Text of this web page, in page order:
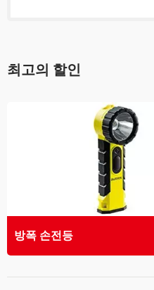
최고의 할인
방폭 손전등